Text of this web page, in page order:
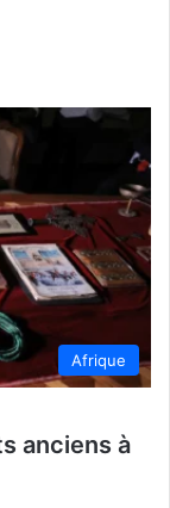
Afrique
anciens à